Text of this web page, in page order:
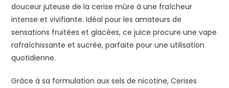
douceur juteuse de la cerise mûre à une fraîcheur
intense et vivifiante. Idéal pour les amateurs de
sensations fruitées et glacées, ce juice procure une vape
rafraîchissante et sucrée, parfaite pour une utilisation
quotidienne.
Grâce à sa formulation aux sels de nicotine, Cerises